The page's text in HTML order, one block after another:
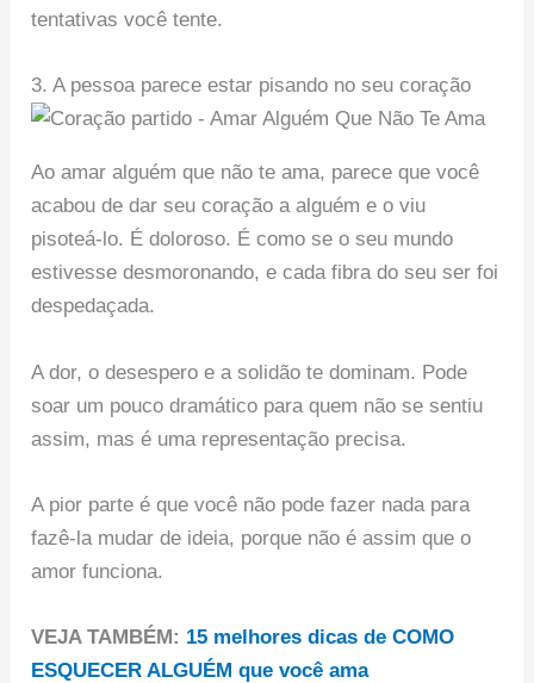
tentativas você tente.
3. A pessoa parece estar pisando no seu coração
Ao amar alguém que não te ama, parece que você
acabou de dar seu coração a alguém e o viu
pisoteá-lo. É doloroso. É como se o seu mundo
estivesse desmoronando, e cada fibra do seu ser foi
despedaçada.
A dor, o desespero e a solidão te dominam. Pode
soar um pouco dramático para quem não se sentiu
assim, mas é uma representação precisa.
A pior parte é que você não pode fazer nada para
fazê-la mudar de ideia, porque não é assim que o
amor funciona.
VEJA TAMBÉM: 15 melhores dicas de COMO
ESQUECER ALGUÉM que você ama